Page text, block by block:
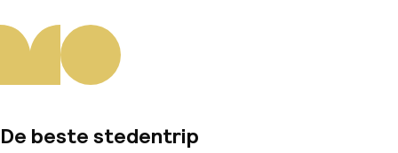
De beste stedentrip